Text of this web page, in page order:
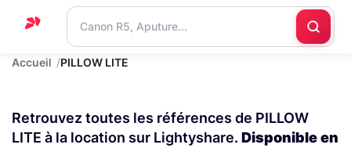
Accueil
Blog
Accueil PILLOW LITE
Retrouvez toutes les références de PILLOW
LITE à la location sur Lightyshare. Disponible en